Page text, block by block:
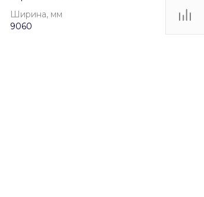
Ширина, мм
9060